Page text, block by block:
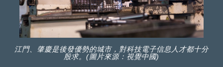
江門、肇慶是後發優勢的城市，對科技電子信息人才都十分
殷求。(圖片來源：視覺中國)